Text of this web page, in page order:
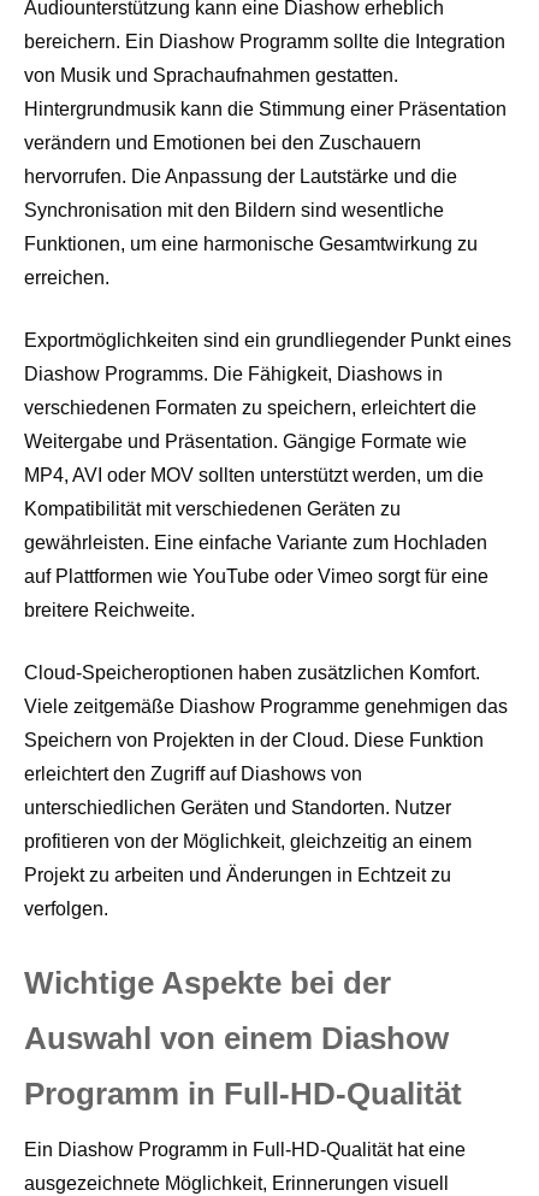
Audiounterstützung kann eine Diashow erheblich
bereichern. Ein Diashow Programm sollte die Integration
von Musik und Sprachaufnahmen gestatten.
Hintergrundmusik kann die Stimmung einer Präsentation
verändern und Emotionen bei den Zuschauern
hervorrufen. Die Anpassung der Lautstärke und die
Synchronisation mit den Bildern sind wesentliche
Funktionen, um eine harmonische Gesamtwirkung zu
erreichen.
Exportmöglichkeiten sind ein grundliegender Punkt eines
Diashow Programms. Die Fähigkeit, Diashows in
verschiedenen Formaten zu speichern, erleichtert die
Weitergabe und Präsentation. Gängige Formate wie
MP4, AVI oder MOV sollten unterstützt werden, um die
Kompatibilität mit verschiedenen Geräten zu
gewährleisten. Eine einfache Variante zum Hochladen
auf Plattformen wie YouTube oder Vimeo sorgt für eine
breitere Reichweite.
Cloud-Speicheroptionen haben zusätzlichen Komfort.
Viele zeitgemäße Diashow Programme genehmigen das
Speichern von Projekten in der Cloud. Diese Funktion
erleichtert den Zugriff auf Diashows von
unterschiedlichen Geräten und Standorten. Nutzer
profitieren von der Möglichkeit, gleichzeitig an einem
Projekt zu arbeiten und Änderungen in Echtzeit zu
verfolgen.
Wichtige Aspekte bei der
Auswahl von einem Diashow
Programm in Full-HD-Qualität
Ein Diashow Programm in Full-HD-Qualität hat eine
ausgezeichnete Möglichkeit, Erinnerungen visuell